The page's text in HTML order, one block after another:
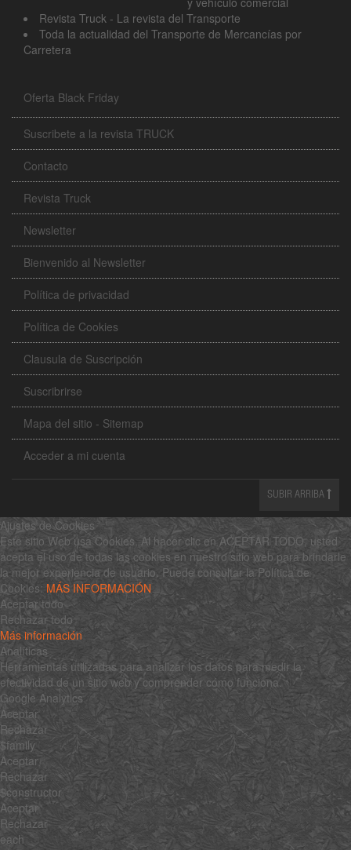
Revista Truck - La revista del Transporte
Toda la actualidad del Transporte de Mercancías por
Carretera
Oferta Black Friday
Suscribete a la revista TRUCK
Contacto
Revista Truck
Newsletter
Bienvenido al Newsletter
Política de privacidad
Política de Cookies
Clausula de Suscripción
Suscribrirse
Mapa del sitio - Sitemap
Acceder a mi cuenta
SUBIR ARRIBA
Ajustes de Cookies
Este sitio Web usa Cookies. Al hacer clic en ACEPTAR TODO, usted
acepta el uso de todas las cookies en nuestro sitio web para brindarle
la mejor experiencia de usuario. Puede consultar la Política de
Cookies: MÁS INFORMACIÓN
Aceptar todo
Rechazar todo
Más información
Analíticas
Herramientas utilizadas para analizar los datos para medir la
efectividad de un sitio web y comprender cómo funciona.
Google Analytics
Aceptar
Rechazar
$family
Aceptar
Rechazar
$constructor
Aceptar
Rechazar
each